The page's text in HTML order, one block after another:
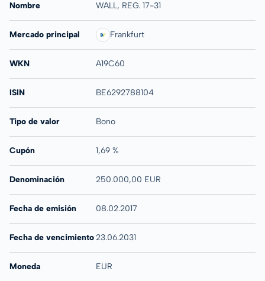
Nombre WALL, REG. 17-31
Mercado principal Frankfurt
WKN A19C60
ISIN BE6292788104
Tipo de valor Bono
Cupón 1,69 %
Denominación 250.000,00 EUR
Fecha de emisión 08.02.2017
Fecha de vencimiento23.06.2031
Moneda EUR